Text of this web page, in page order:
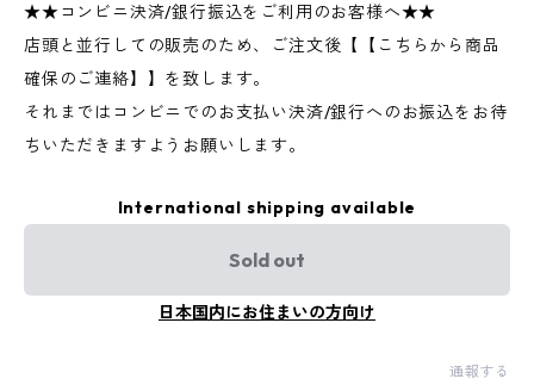
★★コンビニ決済/銀行振込をご利用のお客様へ★★
店頭と並行しての販売のため、ご注文後【【こちらから商品
確保のご連絡】】を致します。
それまではコンビニでのお支払い決済/銀行へのお振込をお待
ちいただきますようお願いします。
International shipping available
Sold out
日本国内にお住まいの方向け
通報する